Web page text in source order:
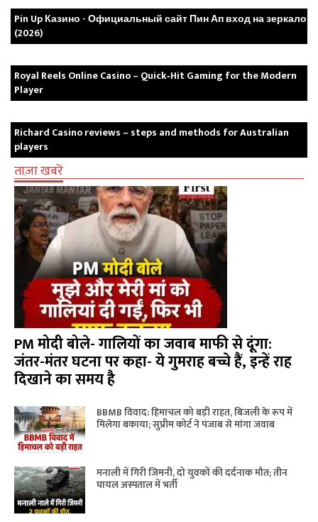
Pin Up Казино - Официальный сайт Пин Ап вход на зеркало
(2026)
Royal Reels Online Casino – Quick‑Hit Gaming for the Modern
Player
Richard Casino reviews – steps and methods for Australian
players
ताज़ा खबरें
PM मोदी बोले- गालियों का जवाब माफी से दूंगा:
जंतर-मंतर घटना पर कहा- ये गुमराह बच्चे हैं, इन्हें राह
दिखाने का समय है
BBMB विवाद: हिमाचल को बड़ी राहत, बिजली के रूप में
मिलेगा बकाया; सुप्रीम कोर्ट ने पंजाब से मांगा जवाब
मनाली में गिरी जिमनी, दो युवकों की दर्दनाक मौत; तीन
घायल अस्पताल में भर्ती